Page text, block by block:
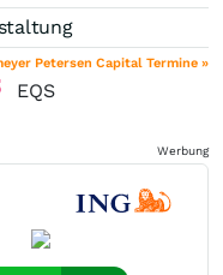
Petersen Capital Termine »
EQS
Werbung